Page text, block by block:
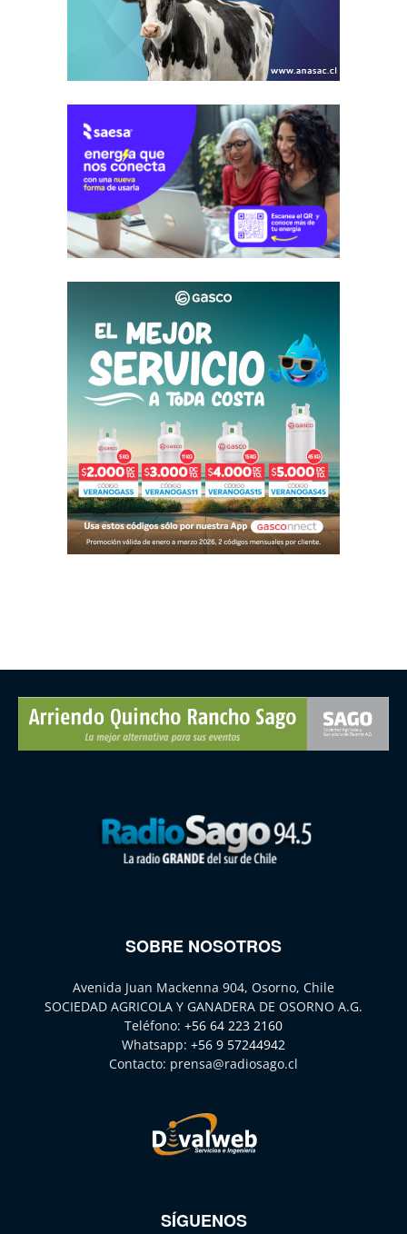
SOBRE NOSOTROS
Avenida Juan Mackenna 904, Osorno, Chile
SOCIEDAD AGRICOLA Y GANADERA DE OSORNO A.G.
Teléfono: +56 64 223 2160
Whatsapp: +56 9 57244942
Contacto: prensa@radiosago.cl
SÍGUENOS